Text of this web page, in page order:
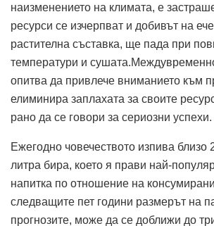
наизменението на климата, е
ресурси се изчерпват и добивът на
растителна съставка, ще пада при
температури и
опитва да привлече вниманието към
елиминира заплахата за своите
рано да се говори за сериозни успехи.
Ежегодно човечеството изпива близо
литра бира, което я прави най-
напитка по отношение на
следващите пет години размерът на
прогнозите, може да се доближи до